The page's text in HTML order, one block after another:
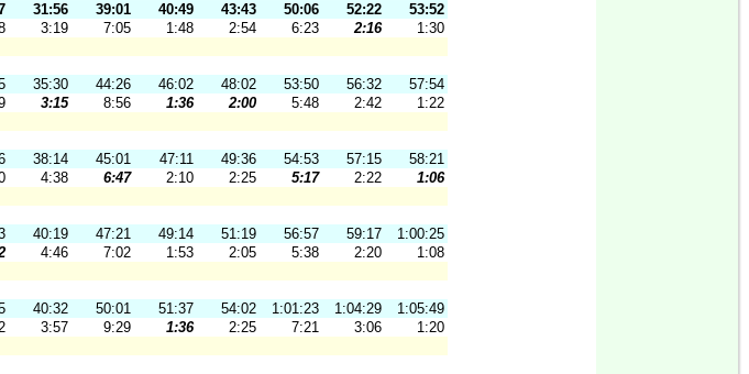
31:56 39:01 40:49 43:43 50:06 52:22
53:52
3:19 7:05 1:48 2:54 6:23 2:16
1:30
35:30 44:26 46:02 48:02 53:50 56:32
57:54
3:15 8:56 1:36 2:00 5:48 2:42
1:22
38:14 45:01 47:11 49:36 54:53 57:15
58:21
4:38 6:47 2:10 2:25 5:17 2:22
1:06
40:19 47:21 49:14 51:19 56:57 59:17
1:00:25
4:46 7:02 1:53 2:05 5:38 2:20
1:08
40:32 50:01 51:37 54:02 1:01:23 1:04:29
1:05:49
3:57 9:29 1:36 2:25 7:21 3:06
1:20